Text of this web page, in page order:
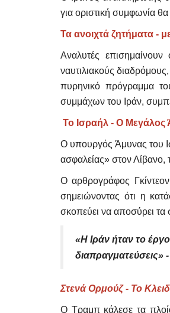
για οριστική συμφωνία
Τα ανοιχτά ζητήματα -
Αναλυτές
ναυτιλιακούς
πυρηνικό πρόγραμμα
συμμάχων του Ιράν,
Το Ισραήλ - Ο Μεγάλος
Ο υπουργός Άμυνας του
ασφαλείας» στον Λίβανο,
Ο αρθρογράφος
σημειώνοντας ότι η
σκοπεύει να αποσύρει τα
«Η Ιράν ήταν το
διαπραγματεύσεις»
Στενά Ορμούζ - Το
Ο Τραμπ κάλεσε τα
Property